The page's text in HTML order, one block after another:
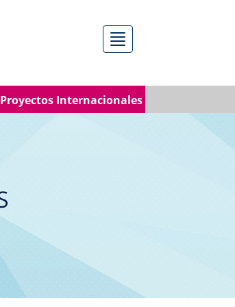
Menú
Proyectos Internacionales